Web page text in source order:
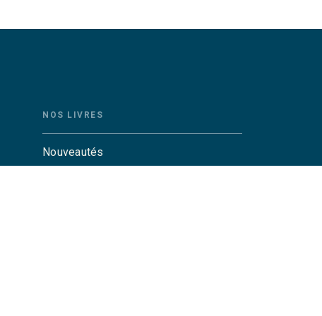
NOS LIVRES
Nouveautés